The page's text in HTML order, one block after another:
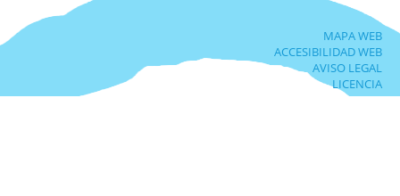
MAPA WEB
ACCESIBILIDAD WEB
AVISO LEGAL
LICENCIA